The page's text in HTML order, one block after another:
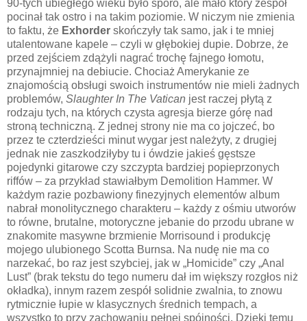
90-tych ubiegłego wieku było sporo, ale mało który zespół
pocinał tak ostro i na takim poziomie. W niczym nie zmienia
to faktu, że Exhorder skończyły tak samo, jak i te mniej
utalentowane kapele – czyli w głębokiej dupie. Dobrze, że
przed zejściem zdążyli nagrać trochę fajnego łomotu,
przynajmniej na debiucie. Chociaż Amerykanie ze
znajomością obsługi swoich instrumentów nie mieli żadnych
problemów, Slaughter In The Vatican jest raczej płytą z
rodzaju tych, na których czysta agresja bierze górę nad
stroną techniczną. Z jednej strony nie ma co jojczeć, bo
przez te czterdzieści minut wygar jest należyty, z drugiej
jednak nie zaszkodziłyby tu i ówdzie jakieś gęstsze
pojedynki gitarowe czy szczypta bardziej popieprzonych
riffów – za przykład stawiałbym Demolition Hammer. W
każdym razie pozbawiony finezyjnych elementów album
nabrał monolitycznego charakteru – każdy z ośmiu utworów
to równe, brutalne, motoryczne jebanie do przodu ubrane w
znakomite masywne brzmienie Morrisound i produkcję
mojego ulubionego Scotta Burnsa. Na nudę nie ma co
narzekać, bo raz jest szybciej, jak w „Homicide” czy „Anal
Lust” (brak tekstu do tego numeru dał im większy rozgłos niż
okładka), innym razem zespół solidnie zwalnia, to znowu
rytmicznie łupie w klasycznych średnich tempach, a
wszystko to przy zachowaniu pełnej spójności. Dzięki temu